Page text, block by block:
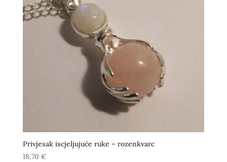
Privjesak iscjeljujuće ruke – rozenkvarc
18,70 €